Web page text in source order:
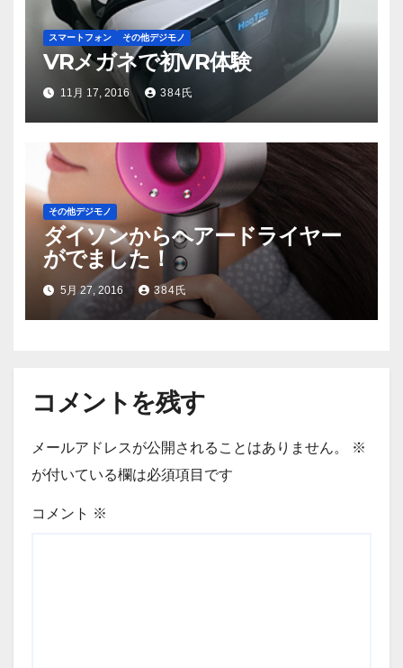
スマートフォン その他デジモノ
VRメガネで初VR体験
11月 17, 2016 384氏
その他デジモノ
ダイソンからヘアードライヤー
がでました！
5月 27, 2016 384氏
コメントを残す
メールアドレスが公開されることはありません。
※
が付いている欄は必須項目です
コメント ※